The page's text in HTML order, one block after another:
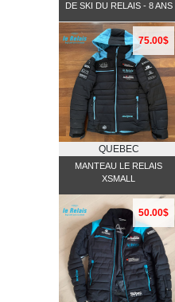
DE SKI DU RELAIS - 8 ANS
75.00$
QUEBEC
MANTEAU LE RELAIS
XSMALL
50.00$